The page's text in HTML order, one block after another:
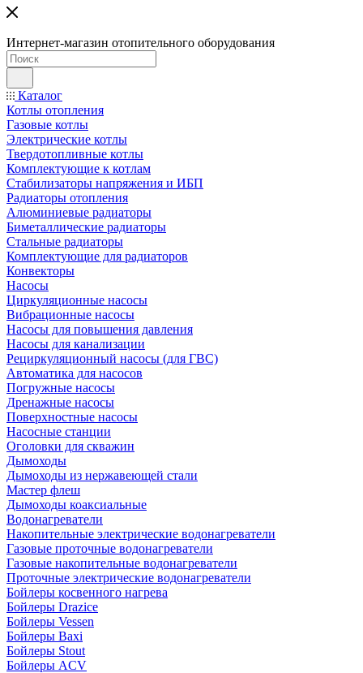
Интернет-магазин отопительного оборудования
Каталог
Котлы отопления
Газовые котлы
Электрические котлы
Твердотопливные котлы
Комплектующие к котлам
Стабилизаторы напряжения и ИБП
Радиаторы отопления
Алюминиевые радиаторы
Биметаллические радиаторы
Стальные радиаторы
Комплектующие для радиаторов
Конвекторы
Насосы
Циркуляционные насосы
Вибрационные насосы
Насосы для повышения давления
Насосы для канализации
Рециркуляционный насосы (для ГВС)
Автоматика для насосов
Погружные насосы
Дренажные насосы
Поверхностные насосы
Насосные станции
Оголовки для скважин
Дымоходы
Дымоходы из нержавеющей стали
Мастер флеш
Дымоходы коаксиальные
Водонагреватели
Накопительные электрические водонагреватели
Газовые проточные водонагреватели
Газовые накопительные водонагреватели
Проточные электрические водонагреватели
Бойлеры косвенного нагрева
Бойлеры Drazice
Бойлеры Vessen
Бойлеры Baxi
Бойлеры Stout
Бойлеры ACV